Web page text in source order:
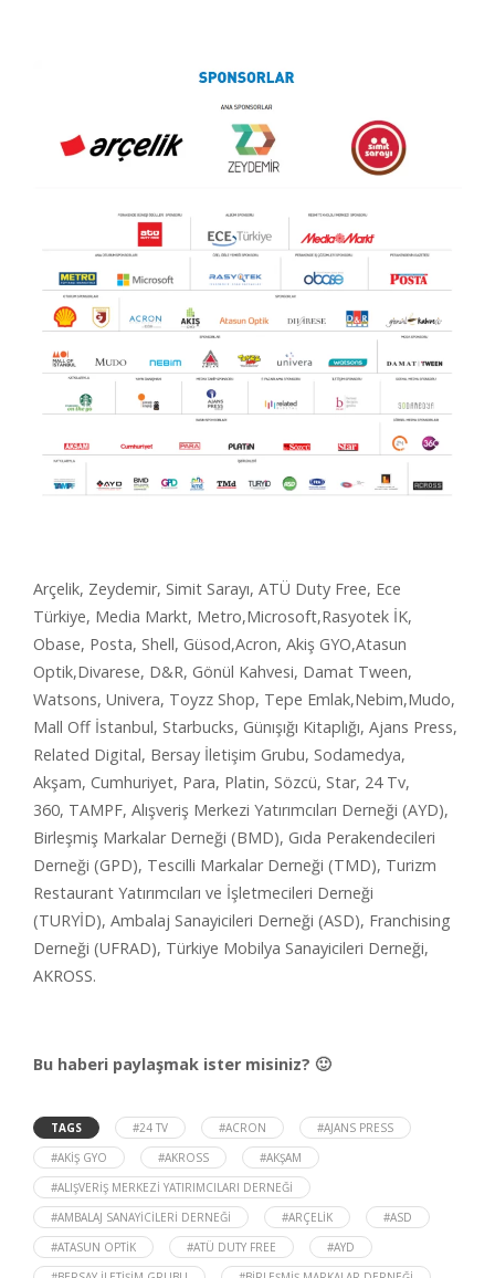
Arçelik, Zeydemir, Simit Sarayı, ATÜ Duty Free, Ece
Türkiye, Media Markt, Metro,Microsoft,Rasyotek İK,
Obase, Posta, Shell, Güsod,Acron, Akiş GYO,Atasun
Optik,Divarese, D&R, Gönül Kahvesi, Damat Tween,
Watsons, Univera, Toyzz Shop, Tepe Emlak,Nebim,Mudo,
Mall Off İstanbul, Starbucks, Günışığı Kitaplığı, Ajans Press,
Related Digital, Bersay İletişim Grubu, Sodamedya,
Akşam, Cumhuriyet, Para, Platin, Sözcü, Star, 24 Tv,
360, TAMPF, Alışveriş Merkezi Yatırımcıları Derneği (AYD),
Birleşmiş Markalar Derneği (BMD), Gıda Perakendecileri
Derneği (GPD), Tescilli Markalar Derneği (TMD), Turizm
Restaurant Yatırımcıları ve İşletmecileri Derneği
(TURYİD), Ambalaj Sanayicileri Derneği (ASD), Franchising
Derneği (UFRAD), Türkiye Mobilya Sanayicileri Derneği,
AKROSS.
Bu haberi paylaşmak ister misiniz? 🙂
TAGS #24 TV #ACRON
#AJANS PRESS
#AKIŞ GYO
#AKROSS
#AKŞAM
#ALIŞVERIŞ MERKEZI YATIRIMCILARI DERNEĞI
#AMBALAJ SANAYICILERI DERNEĞI
#ARÇELIK
#ASD
#ATASUN OPTIK
#ATÜ DUTY FREE
#AYD